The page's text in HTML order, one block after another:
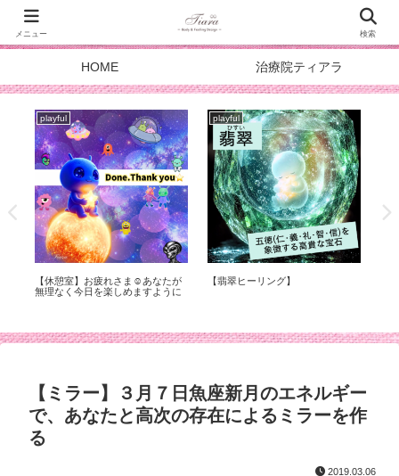
HOME 治療院ティアラ
playful
【休憩室】お疲れさま☺︎あなたが
無理なく今日を楽しめますように
playful
【翡翠ヒーリング】
【ミラー】３月７日魚座新月のエネルギー
で、あなたと高次の存在によるミラーを作
る
2019.03.06
メニュー 検索